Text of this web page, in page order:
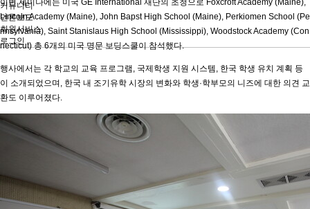
커뮤니티
언론보도
회원서비스
로그인
이번 세미나에는 미국 GE International 재단의 초청으로 Foxcroft Academy (Maine),
Lincoln Academy (Maine), John Bapst High School (Maine), Perkiomen School (Pe
nnsylvania), Saint Stanislaus High School (Mississippi), Woodstock Academy (Con
necticut) 총 6개의 미국 명문 보딩스쿨이 참석했다.
행사에서는 각 학교의 교육 프로그램, 국제학생 지원 시스템, 한국 학생 유치 계획 등
이 소개되었으며, 한국 내 조기유학 시장의 변화와 학생·학부모의 니즈에 대한 의견 교
환도 이루어졌다.